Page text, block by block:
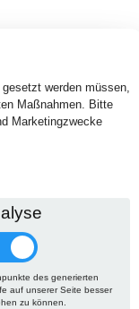
werden müssen,
Maßnahmen. Bitte
Marketingzwecke
des generierten
auf unserer Seite besser
zu können.